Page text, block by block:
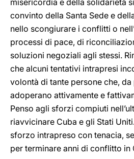
misericordia e della solidarietà
convinto della Santa Sede e
nello scongiurare i conflitti o
processi di pace, di
soluzioni negoziali agli stessi.
che alcuni tentativi intrapresi
volontà di tante persone che, da
adoperano attivamente e
Penso agli sforzi compiuti
riavvicinare Cuba e gli Stati
sforzo intrapreso con tenacia,
per terminare anni di conflitto in